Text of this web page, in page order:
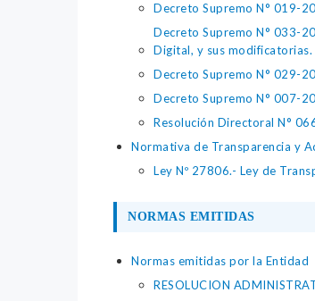
Decreto Supremo N° 019-
Decreto Supremo N° 033-
Digital, y sus modificatorias.
Decreto Supremo N° 029-
Decreto Supremo N° 007-
Resolución Directoral N°
Normativa de Transparencia y
Ley Nº 27806.- Ley de
NORMAS EMITIDAS
Normas emitidas por la Entidad
RESOLUCION